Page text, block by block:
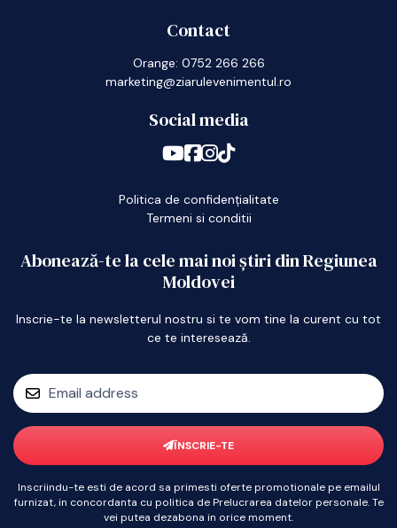
Contact
Orange: 0752 266 266
marketing@ziarulevenimentul.ro
Social media
Politica de confidențialitate
Termeni si conditii
Abonează-te la cele mai noi știri din Regiunea
Moldovei
Inscrie-te la newsletterul nostru si te vom tine la curent cu tot
ce te interesează.
ÎNSCRIE-TE
Inscriindu-te esti de acord sa primesti oferte promotionale pe emailul
furnizat, in concordanta cu politica de Prelucrarea datelor personale. Te
vei putea dezabona in orice moment.